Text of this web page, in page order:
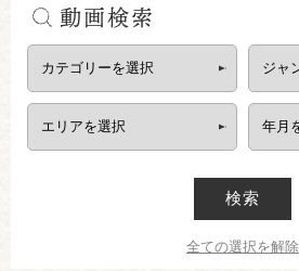
動画検索
検索
全ての選択を解除